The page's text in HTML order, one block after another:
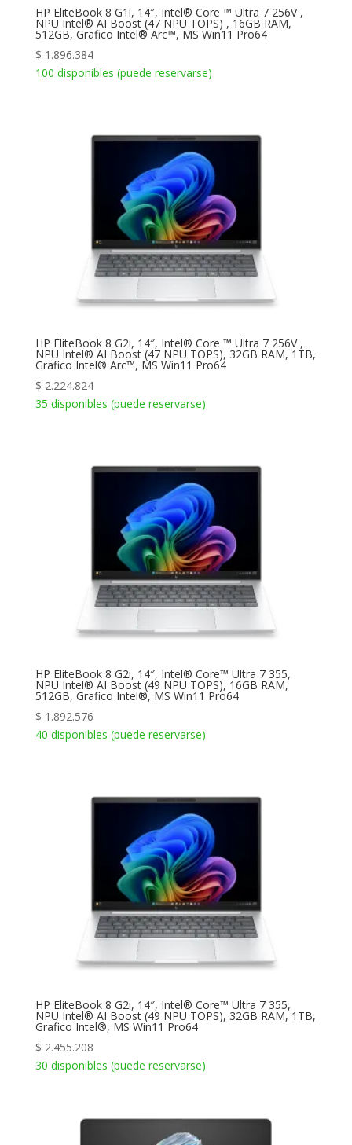
HP EliteBook 8 G1i, 14″, Intel® Core ™ Ultra 7 256V ,
NPU Intel® AI Boost (47 NPU TOPS) , 16GB RAM,
512GB, Grafico Intel® Arc™, MS Win11 Pro64
$ 1.896.384
100 disponibles (puede reservarse)
HP EliteBook 8 G2i, 14″, Intel® Core ™ Ultra 7 256V ,
NPU Intel® AI Boost (47 NPU TOPS), 32GB RAM, 1TB,
Grafico Intel® Arc™, MS Win11 Pro64
$ 2.224.824
35 disponibles (puede reservarse)
HP EliteBook 8 G2i, 14″, Intel® Core™ Ultra 7 355,
NPU Intel® AI Boost (49 NPU TOPS), 16GB RAM,
512GB, Grafico Intel®, MS Win11 Pro64
$ 1.892.576
40 disponibles (puede reservarse)
HP EliteBook 8 G2i, 14″, Intel® Core™ Ultra 7 355,
NPU Intel® AI Boost (49 NPU TOPS), 32GB RAM, 1TB,
Grafico Intel®, MS Win11 Pro64
$ 2.455.208
30 disponibles (puede reservarse)